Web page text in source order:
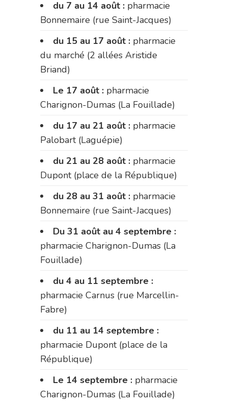
du 7 au 14 août : pharmacie
Bonnemaire (rue Saint-Jacques)
du 15 au 17 août : pharmacie
du marché (2 allées Aristide
Briand)
Le 17 août : pharmacie
Charignon-Dumas (La Fouillade)
du 17 au 21 août : pharmacie
Palobart (Laguépie)
du 21 au 28 août : pharmacie
Dupont (place de la République)
du 28 au 31 août : pharmacie
Bonnemaire (rue Saint-Jacques)
Du 31 août au 4 septembre :
pharmacie Charignon-Dumas (La
Fouillade)
du 4 au 11 septembre :
pharmacie Carnus (rue Marcellin-
Fabre)
du 11 au 14 septembre :
pharmacie Dupont (place de la
République)
Le 14 septembre : pharmacie
Charignon-Dumas (La Fouillade)